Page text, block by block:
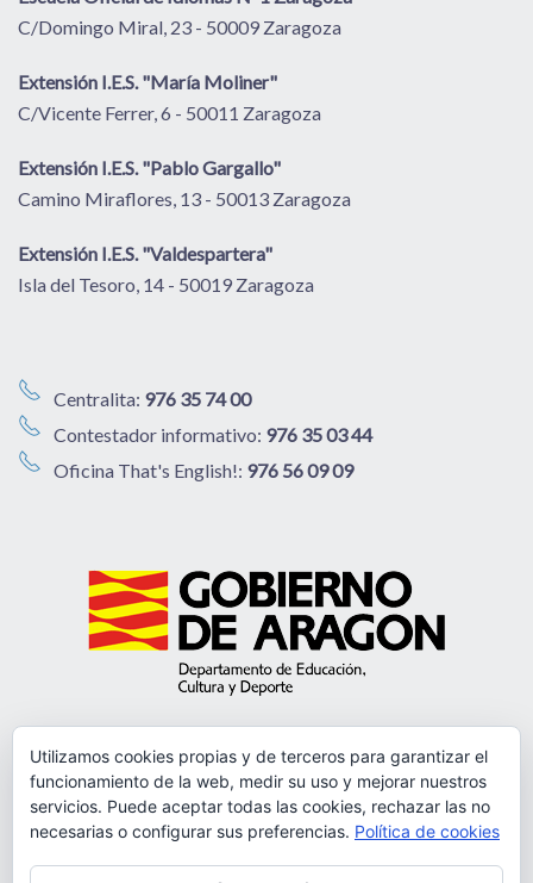
C/Domingo Miral, 23 - 50009 Zaragoza
Extensión I.E.S. "María Moliner"
C/Vicente Ferrer, 6 - 50011 Zaragoza
Extensión I.E.S. "Pablo Gargallo"
Camino Miraflores, 13 - 50013 Zaragoza
Extensión I.E.S. "Valdespartera"
Isla del Tesoro, 14 - 50019 Zaragoza
Centralita: 976 35 74 00
Contestador informativo: 976 35 03 44
Oficina That's English!: 976 56 09 09
Utilizamos cookies propias y de terceros para garantizar el
funcionamiento de la web, medir su uso y mejorar nuestros
servicios. Puede aceptar todas las cookies, rechazar las no
necesarias o configurar sus preferencias. Política de cookies